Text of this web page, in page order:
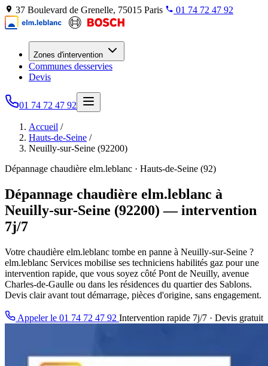
37 Boulevard de Grenelle, 75015 Paris 01 74 72 47 92
Zones d'intervention
Communes desservies
Devis
01 74 72 47 92
Accueil /
Hauts-de-Seine /
Neuilly-sur-Seine (92200)
Dépannage chaudière elm.leblanc · Hauts-de-Seine (92)
Dépannage chaudière elm.leblanc à
Neuilly-sur-Seine (92200) — intervention
7j/7
Votre chaudière elm.leblanc tombe en panne à Neuilly-sur-Seine ?
elm.leblanc Services mobilise ses techniciens habilités gaz pour une
intervention rapide, que vous soyez côté Pont de Neuilly, avenue
Charles-de-Gaulle ou dans les résidences du quartier des Sablons.
Devis clair avant tout démarrage, pièces d'origine, sans engagement.
Appeler le 01 74 72 47 92 Intervention rapide 7j/7 · Devis gratuit